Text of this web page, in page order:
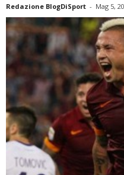
Redazione BlogDiSport - Mag 5,